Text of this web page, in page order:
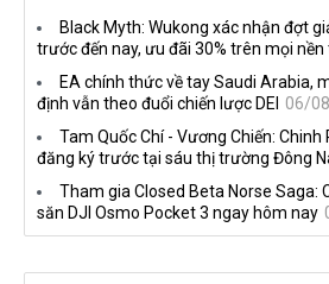
đang quá tham?
ngầm
Black Myth: Wukong xác nhận đợt
trước đến nay, ưu đãi 30% trên mọi nền
EA chính thức về tay Saudi Arabia,
định vẫn theo đuổi chiến lược DEI
06/
Tam Quốc Chí - Vương Chiến:
đăng ký trước tại sáu thị trường Đông
Tham gia Closed Beta Norse Saga:
săn DJI Osmo Pocket 3 ngay hôm nay